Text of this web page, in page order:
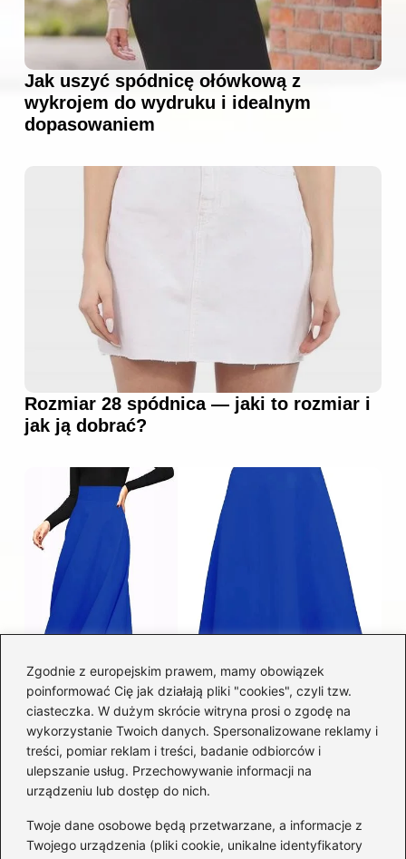
Zgodnie z europejskim prawem, mamy obowiązek
poinformować Cię jak działają pliki "cookies", czyli tzw.
ciasteczka. W dużym skrócie witryna prosi o zgodę na
wykorzystanie Twoich danych. Spersonalizowane reklamy i
treści, pomiar reklam i treści, badanie odbiorców i
ulepszanie usług. Przechowywanie informacji na
urządzeniu lub dostęp do nich.
Twoje dane osobowe będą przetwarzane, a informacje z
Twojego urządzenia (pliki cookie, unikalne identyfikatory
Jak uszyć spódnicę ołówkową z
wykrojem do wydruku i idealnym
dopasowaniem
Rozmiar 28 spódnica — jaki to rozmiar i
jak ją dobrać?
Łatwy sposób jak skrócić spódnicę z
półkoła w domu
Kategorie
Akcesoria(29)